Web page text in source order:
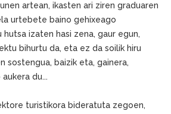
artean, ikasten ari ziren graduaren
urtebete baino gehixeago
izaten hasi zena, gaur egun,
bihurtu da, eta ez da soilik hiru
sostengua, baizik eta, gainera,
du...
turistikora bideratuta zegoen,